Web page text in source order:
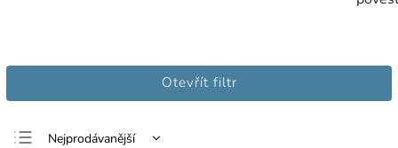
Otevřít filtr
Nejprodávanější